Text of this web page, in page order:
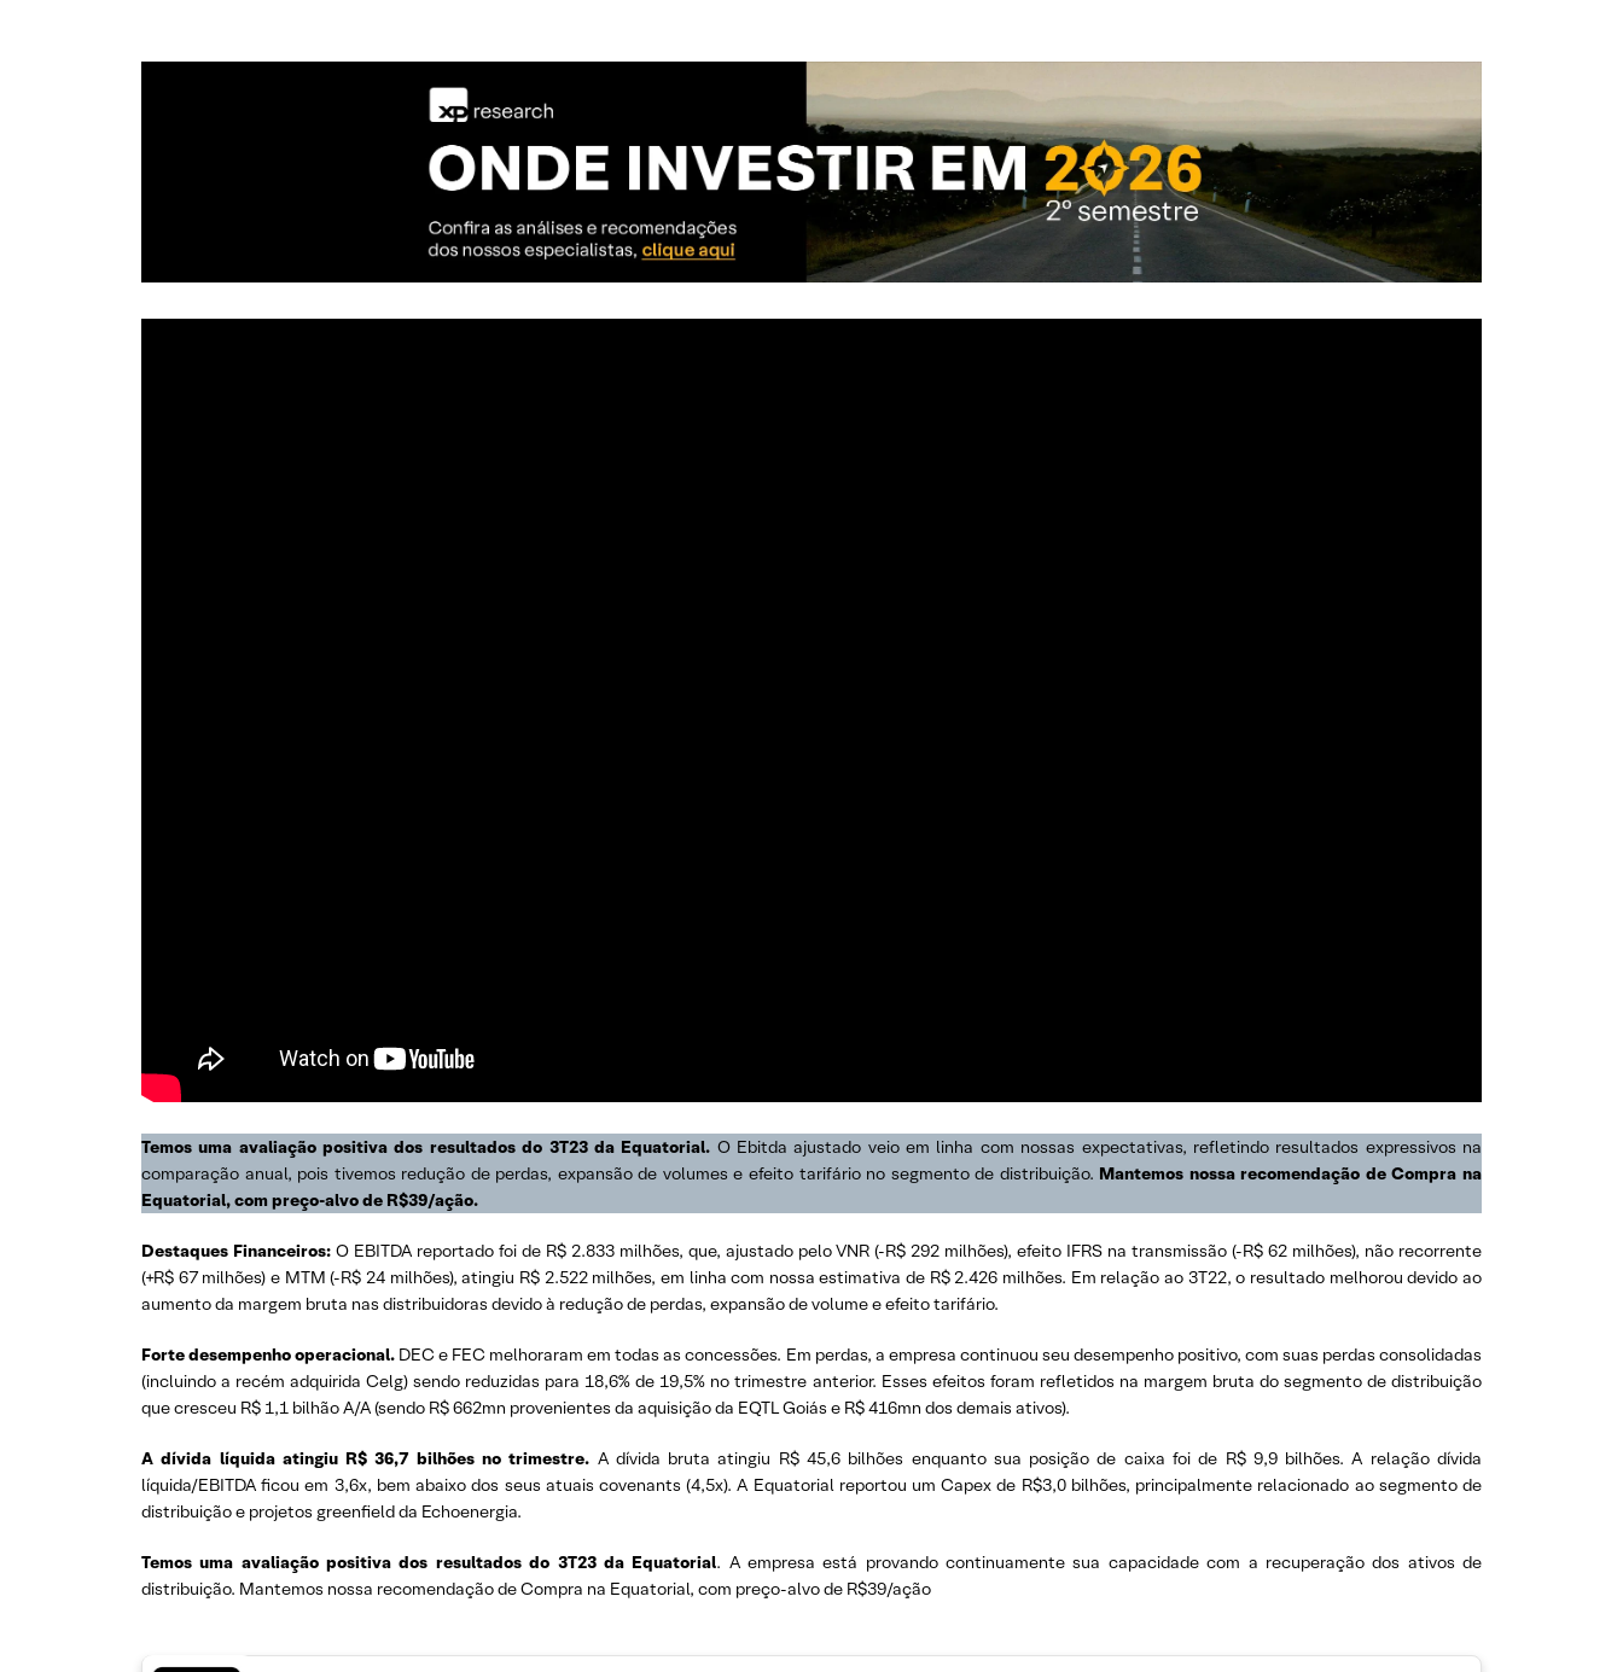
Temos uma avaliação positiva dos resultados do 3T23 da Equatorial. O Ebitda ajustado veio em linha com nossas expectativas, refletindo resultados expressivos na
comparação anual, pois tivemos redução de perdas, expansão de volumes e efeito tarifário no segmento de distribuição. Mantemos nossa recomendação de Compra na
Equatorial, com preço-alvo de R$39/ação.
Destaques Financeiros:O EBITDA reportado foi de R$ 2.833 milhões, que, ajustado pelo VNR (-R$ 292 milhões), efeito IFRS na transmissão (-R$ 62 milhões), não recorrente
(+R$ 67 milhões) e MTM (-R$ 24 milhões), atingiu R$ 2.522 milhões, em linha com nossa estimativa de R$ 2.426 milhões. Em relação ao 3T22, o resultado melhorou devido ao
aumento da margem bruta nas distribuidoras devido à redução de perdas, expansão de volume e efeito tarifário.
Forte desempenho operacional. DEC e FEC melhoraram em todas as concessões. Em perdas, a empresa continuou seu desempenho positivo, com suas perdas consolidadas
(incluindo a recém adquirida Celg) sendo reduzidas para 18,6% de 19,5% no trimestre anterior. Esses efeitos foram refletidos na margem bruta do segmento de distribuição
que cresceu R$ 1,1 bilhão A/A (sendo R$ 662mn provenientes da aquisição da EQTL Goiás e R$ 416mn dos demais ativos).
A dívida líquida atingiu R$ 36,7 bilhões no trimestre. A dívida bruta atingiu R$ 45,6 bilhões enquanto sua posição de caixa foi de R$ 9,9 bilhões. A relação dívida
líquida/EBITDA ficou em 3,6x, bem abaixo dos seus atuais covenants (4,5x). A Equatorial reportou um Capex de R$3,0 bilhões, principalmente relacionado ao segmento de
distribuição e projetos greenfield da Echoenergia.
Temos uma avaliação positiva dos resultados do 3T23 da Equatorial. A empresa está provando continuamente sua capacidade com a recuperação dos ativos de
distribuição. Mantemos nossa recomendação de Compra na Equatorial, com preço-alvo de R$39/ação